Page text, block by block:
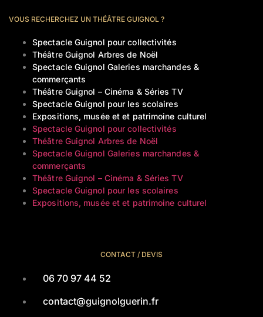
VOUS RECHERCHEZ UN THÉÂTRE GUIGNOL ?
Spectacle Guignol pour collectivités
Théâtre Guignol Arbres de Noël
Spectacle Guignol Galeries marchandes &
commerçants
Théâtre Guignol – Cinéma & Séries TV
Spectacle Guignol pour les scolaires
Expositions, musée et et patrimoine culturel
Spectacle Guignol pour collectivités
Théâtre Guignol Arbres de Noël
Spectacle Guignol Galeries marchandes &
commerçants
Théâtre Guignol – Cinéma & Séries TV
Spectacle Guignol pour les scolaires
Expositions, musée et et patrimoine culturel
CONTACT / DEVIS
06 70 97 44 52
contact@guignolguerin.fr